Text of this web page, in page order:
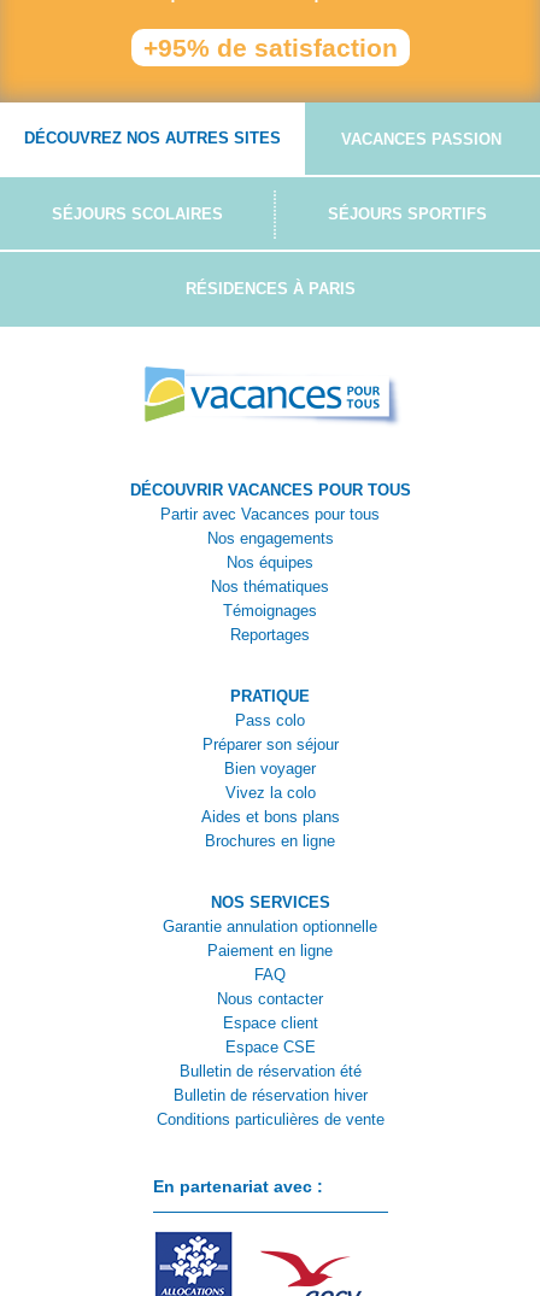
+95% de satisfaction
DÉCOUVREZ NOS AUTRES SITES VACANCES PASSION
SÉJOURS SCOLAIRES SÉJOURS SPORTIFS
RÉSIDENCES À PARIS
DÉCOUVRIR VACANCES POUR TOUS
Partir avec Vacances pour tous
Nos engagements
Nos équipes
Nos thématiques
Témoignages
Reportages
PRATIQUE
Pass colo
Préparer son séjour
Bien voyager
Vivez la colo
Aides et bons plans
Brochures en ligne
NOS SERVICES
Garantie annulation optionnelle
Paiement en ligne
FAQ
Nous contacter
Espace client
Espace CSE
Bulletin de réservation été
Bulletin de réservation hiver
Conditions particulières de vente
En partenariat avec :